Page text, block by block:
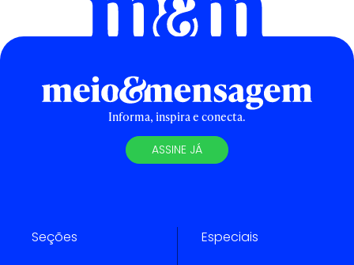
Informa, inspira e conecta.
ASSINE JÁ
Seções Especiais